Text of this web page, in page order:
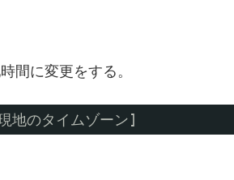
間に変更をする。
のタイムゾーン]